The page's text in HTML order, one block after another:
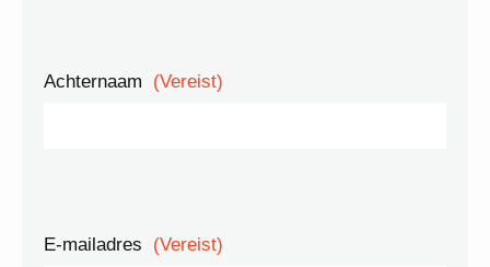
Achternaam (Vereist)
E-mailadres (Vereist)